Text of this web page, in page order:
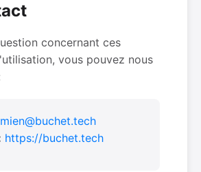
concernant ces
vous pouvez nous
https://buchet.tech